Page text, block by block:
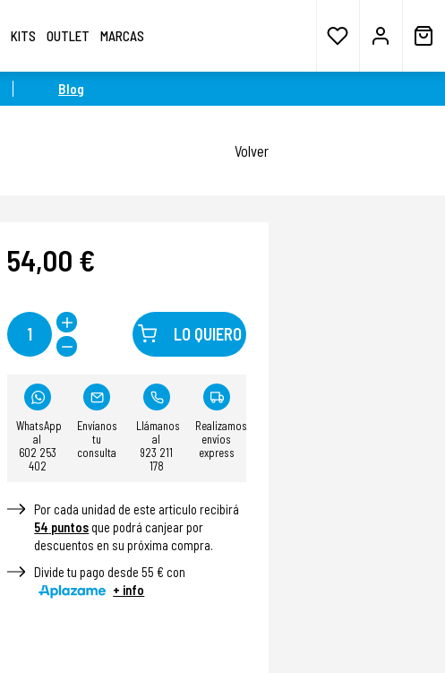
Blog
KITS OUTLET MARCAS
Volver
54,00 €
1 LO QUIERO
WhatsApp
al
602 253
402
Envíanos
tu
consulta
Llámanos
al
923 211
178
Realizamos
envíos
express
Por cada unidad de este articulo recibirá
54 puntos que podrá canjear por
descuentos en su próxima compra.
Divide tu pago desde 55 € con
+ info